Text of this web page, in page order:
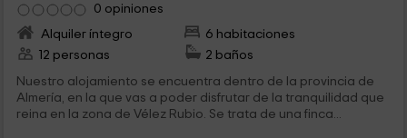
0 opiniones
Alquiler íntegro
6 habitaciones
12 personas
2 baños
Nuestro alojamiento se encuentra dentro de la provincia de
Almería, en la que vas a poder disfrutar de la tranquilidad que
reina en la zona de Vélez Rubio. Se trata de una finca...